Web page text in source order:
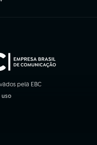
aba)
pela EBC
uso
aba)